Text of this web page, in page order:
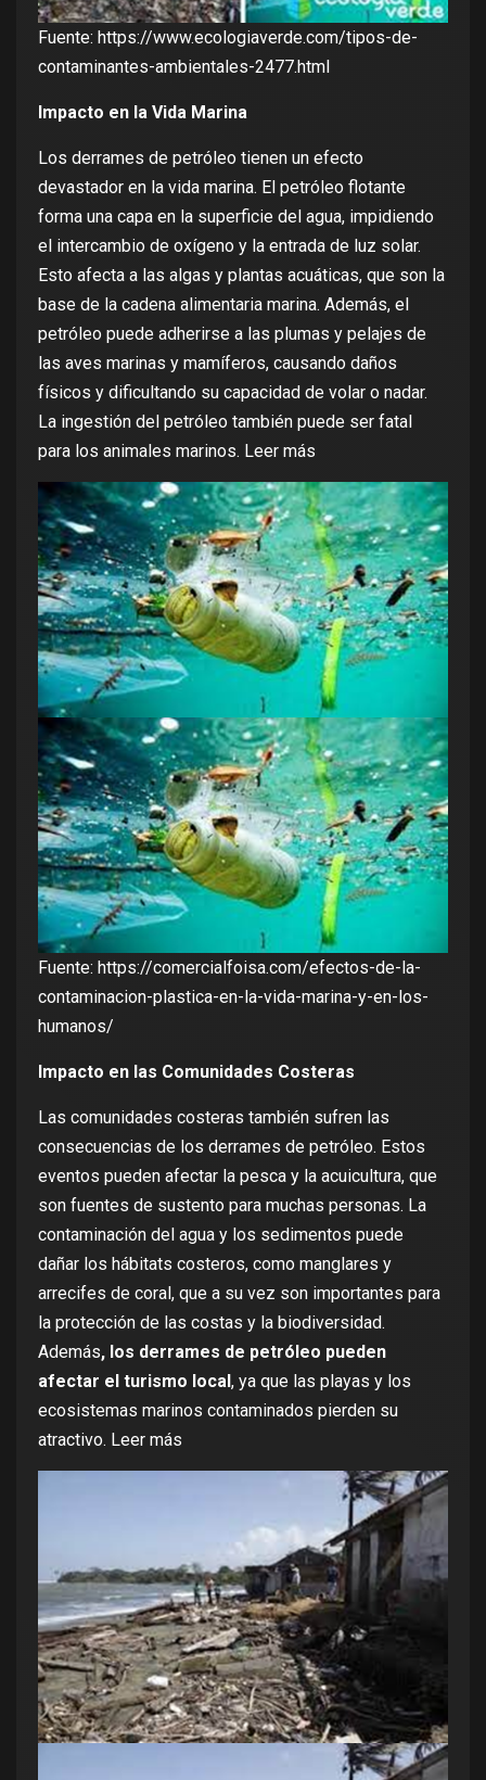
Fuente: https://www.ecologiaverde.com/tipos-de-
contaminantes-ambientales-2477.html
Impacto en la Vida Marina
Los derrames de petróleo tienen un efecto
devastador en la vida marina. El petróleo flotante
forma una capa en la superficie del agua, impidiendo
el intercambio de oxígeno y la entrada de luz solar.
Esto afecta a las algas y plantas acuáticas, que son la
base de la cadena alimentaria marina. Además, el
petróleo puede adherirse a las plumas y pelajes de
las aves marinas y mamíferos, causando daños
físicos y dificultando su capacidad de volar o nadar.
La ingestión del petróleo también puede ser fatal
para los animales marinos. Leer más
Fuente: https://comercialfoisa.com/efectos-de-la-
contaminacion-plastica-en-la-vida-marina-y-en-los-
humanos/
Impacto en las Comunidades Costeras
Las comunidades costeras también sufren las
consecuencias de los derrames de petróleo. Estos
eventos pueden afectar la pesca y la acuicultura, que
son fuentes de sustento para muchas personas. La
contaminación del agua y los sedimentos puede
dañar los hábitats costeros, como manglares y
arrecifes de coral, que a su vez son importantes para
la protección de las costas y la biodiversidad.
Además, los derrames de petróleo pueden
afectar el turismo local, ya que las playas y los
ecosistemas marinos contaminados pierden su
atractivo. Leer más